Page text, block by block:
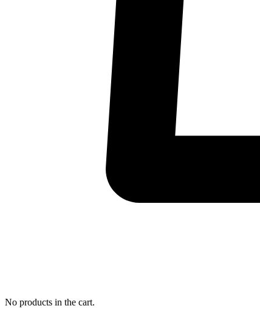
No products in the cart.